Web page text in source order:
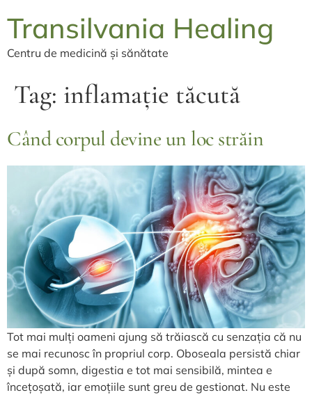
Transilvania Healing
Centru de medicină și sănătate
Tag: inflamație tăcută
Când corpul devine un loc străin
Tot mai mulți oameni ajung să trăiască cu senzația că nu
se mai recunosc în propriul corp. Oboseala persistă chiar
și după somn, digestia e tot mai sensibilă, mintea e
încețoșată, iar emoțiile sunt greu de gestionat. Nu este